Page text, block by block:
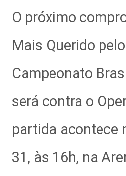
O próximo
Mais Querido pelo
Campeonato
será contra o
partida acontece
31, às 16h, na